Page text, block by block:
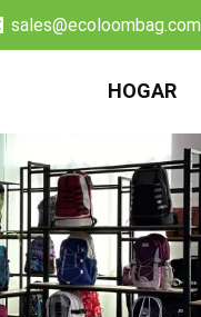
sales@ecoloombag.com
HOGAR